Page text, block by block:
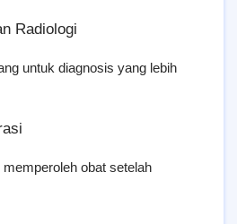
Radiologi
untuk diagnosis yang lebih
obat setelah